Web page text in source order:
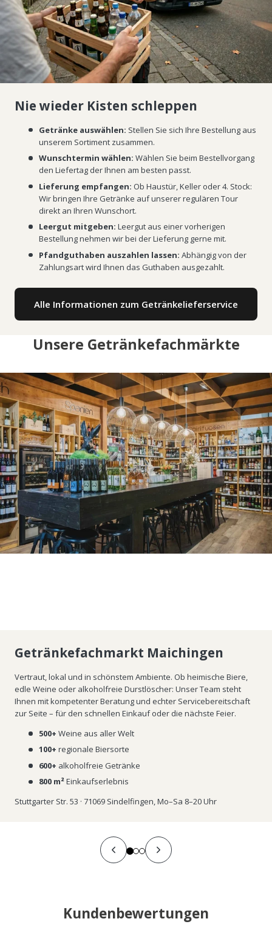
Nie wieder Kisten schleppen
Getränke auswählen: Stellen Sie sich Ihre Bestellung aus
unserem Sortiment zusammen.
Wunschtermin wählen: Wählen Sie beim Bestellvorgang
den Liefertag der Ihnen am besten passt.
Lieferung empfangen: Ob Haustür, Keller oder 4. Stock:
Wir bringen Ihre Getränke auf unserer regulären Tour
direkt an Ihren Wunschort.
Leergut mitgeben: Leergut aus einer vorherigen
Bestellung nehmen wir bei der Lieferung gerne mit.
Pfandguthaben auszahlen lassen: Abhängig von der
Zahlungsart wird Ihnen das Guthaben ausgezahlt.
Alle Informationen zum Getränkelieferservice
Unsere Getränkefachmärkte
Getränkefachmarkt Maichingen
Vertraut, lokal und in schönstem Ambiente. Ob heimische Biere,
edle Weine oder alkoholfreie Durstlöscher: Unser Team steht
Ihnen mit kompetenter Beratung und echter Servicebereitschaft
zur Seite – für den schnellen Einkauf oder die nächste Feier.
500+ Weine aus aller Welt
100+ regionale Biersorte
600+ alkoholfreie Getränke
800 m²Einkaufserlebnis
Stuttgarter Str. 53 · 71069 Sindelfingen, Mo–Sa 8–20 Uhr
Kundenbewertungen